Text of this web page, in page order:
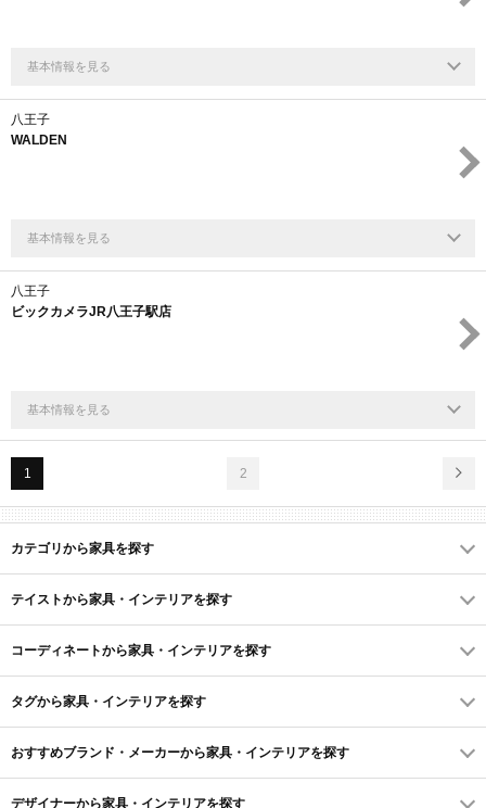
基本情報を見る
八王子
WALDEN
基本情報を見る
八王子
ビックカメラJR八王子駅店
基本情報を見る
1 2
カテゴリから家具を探す
テイストから家具・インテリアを探す
コーディネートから家具・インテリアを探す
タグから家具・インテリアを探す
おすすめブランド・メーカーから家具・インテリアを探す
デザイナーから家具・インテリアを探す